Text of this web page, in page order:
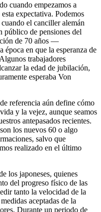
cuando empezamos a
expectativa. Podemos
el canciller alemán
de pensiones del
de 70 años —
en que la esperanza de
trabajadores
la edad de jubilación,
esperaba Von
referencia aún define cómo
y la vejez, aunque seamos
antepasados recientes.
los nuevos 60 o algo
salvo que
realizado en el último
los japoneses, quienes
del progreso físico de las
tanto la velocidad de la
aceptadas de la
Durante un periodo de